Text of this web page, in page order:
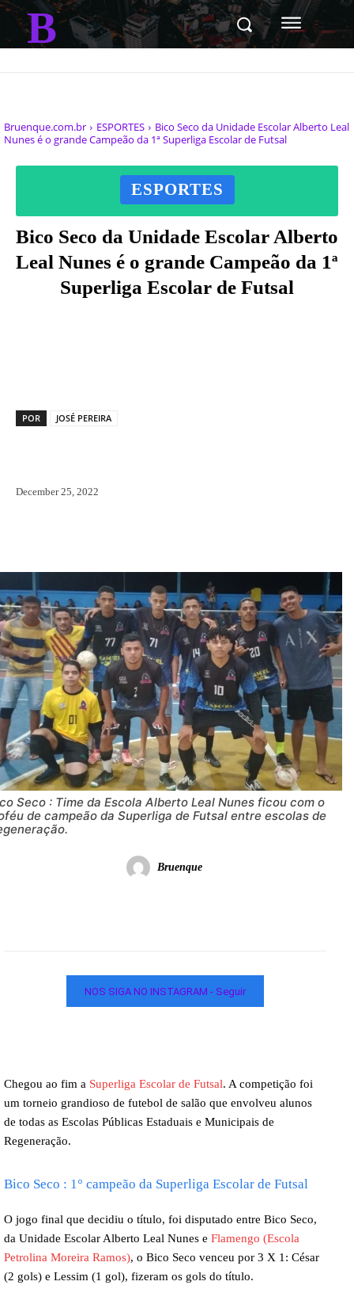
B
Bruenque.com.br ESPORTES
Bico Seco da Unidade Escolar Alberto Leal
Nunes é o grande Campeão da 1ª Superliga Escolar de Futsal
ESPORTES
Bico Seco da Unidade Escolar Alberto
Leal Nunes é o grande Campeão da 1ª
Superliga Escolar de Futsal
POR JOSÉ PEREIRA
December 25, 2022
Seco : Time da Escola Alberto Leal Nunes ficou com o
de campeão da Superliga de Futsal entre escolas de
Bruenque
NOS SIGA NO INSTAGRAM - Seguir
Chegou ao fim a Superliga Escolar de Futsal. A competição foi
um torneio grandioso de futebol de salão que envolveu alunos
de todas as Escolas Públicas Estaduais e Municipais de
Regeneração.
Bico Seco : 1° campeão da Superliga Escolar de Futsal
O jogo final que decidiu o título, foi disputado entre Bico Seco,
da Unidade Escolar Alberto Leal Nunes e Flamengo (Escola
Petrolina Moreira Ramos), o Bico Seco venceu por 3 X 1: César
(2 gols) e Lessim (1 gol), fizeram os gols do título.